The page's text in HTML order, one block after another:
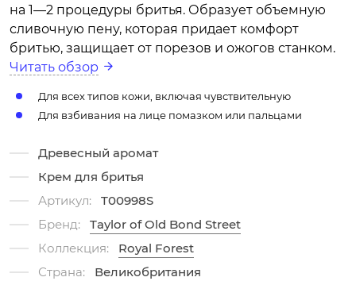
на 1—2 процедуры бритья. Образует объемную
сливочную пену, которая придает комфорт
бритью, защищает от порезов и ожогов станком.
Читать обзор
Для всех типов кожи, включая чувствительную
Для взбивания на лице помазком или пальцами
Древесный аромат
Крем для бритья
Артикул:
T00998S
Бренд:
Taylor of Old Bond Street
Коллекция:
Royal Forest
Страна:
Великобритания